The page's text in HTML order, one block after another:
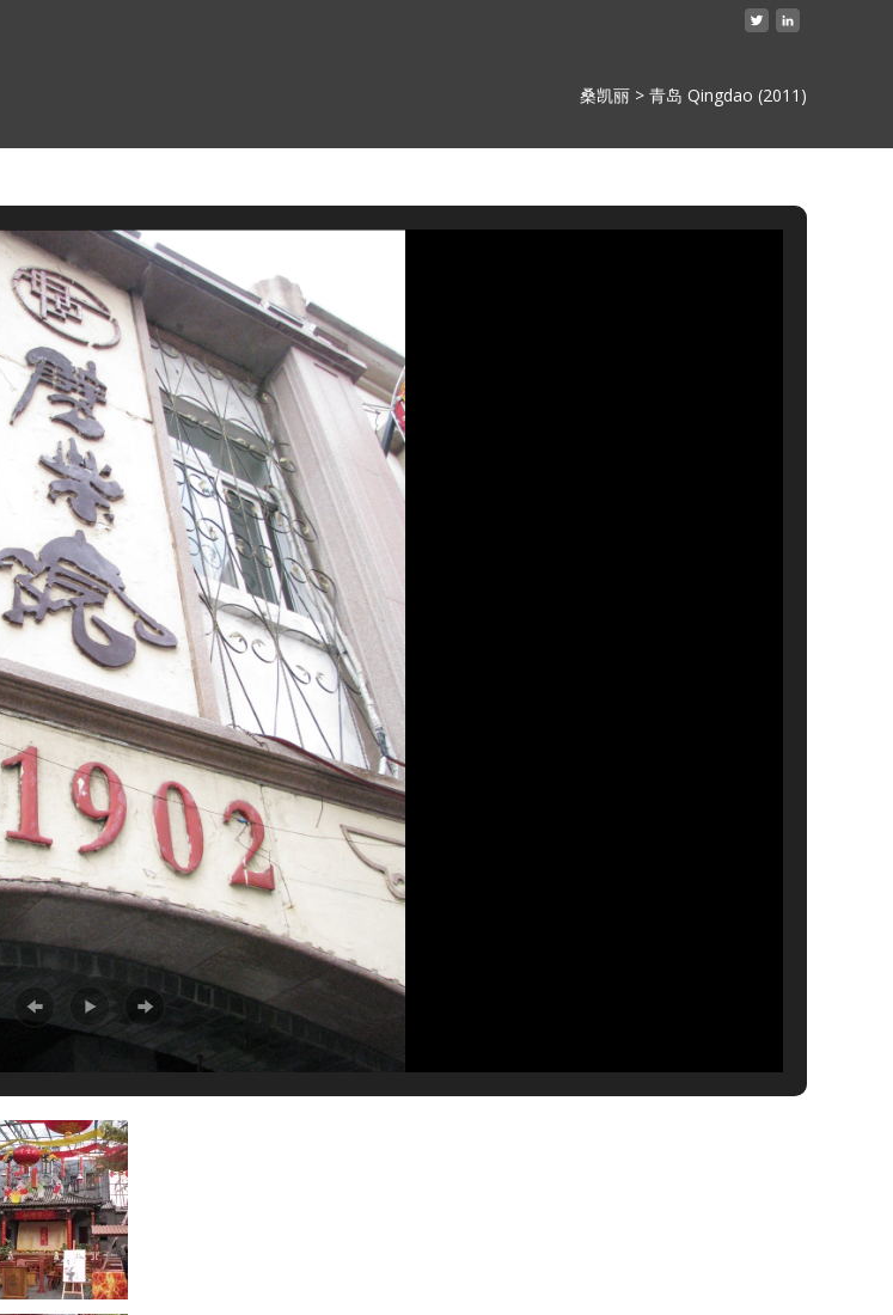
桑凯丽 > 青岛 Qingdao (2011)